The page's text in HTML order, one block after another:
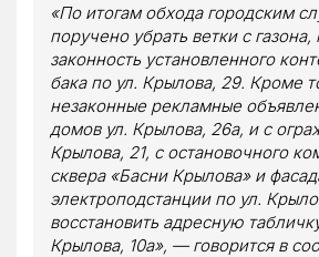
«По итогам обхода городским
поручено убрать ветки с газона,
законность установленного
бака по ул. Крылова, 29. Кроме
незаконные рекламные
домов ул. Крылова, 26а, и с
Крылова, 21, с остановочного
сквера «Басни Крылова» и
электроподстанции по ул.
восстановить адресную
Крылова, 10а», — говорится в